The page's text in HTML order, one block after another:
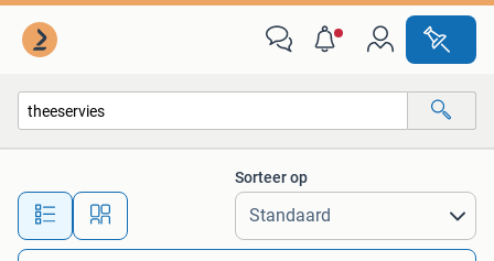
Alle afstanden…
Sorteer op